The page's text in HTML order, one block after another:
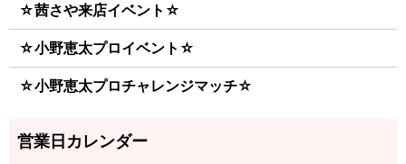
☆茜さや来店イベント☆
☆小野恵太プロイベント☆
☆小野恵太プロチャレンジマッチ☆